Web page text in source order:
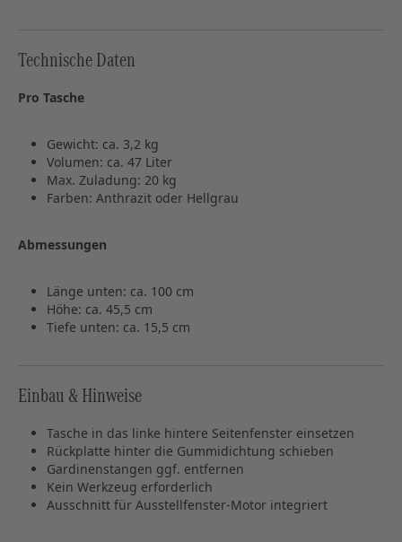
Technische Daten
Pro Tasche
Gewicht: ca. 3,2 kg
Volumen: ca. 47 Liter
Max. Zuladung: 20 kg
Farben: Anthrazit oder Hellgrau
Abmessungen
Länge unten: ca. 100 cm
Höhe: ca. 45,5 cm
Tiefe unten: ca. 15,5 cm
Einbau & Hinweise
Tasche in das linke hintere Seitenfenster einsetzen
Rückplatte hinter die Gummidichtung schieben
Gardinenstangen ggf. entfernen
Kein Werkzeug erforderlich
Ausschnitt für Ausstellfenster‑Motor integriert